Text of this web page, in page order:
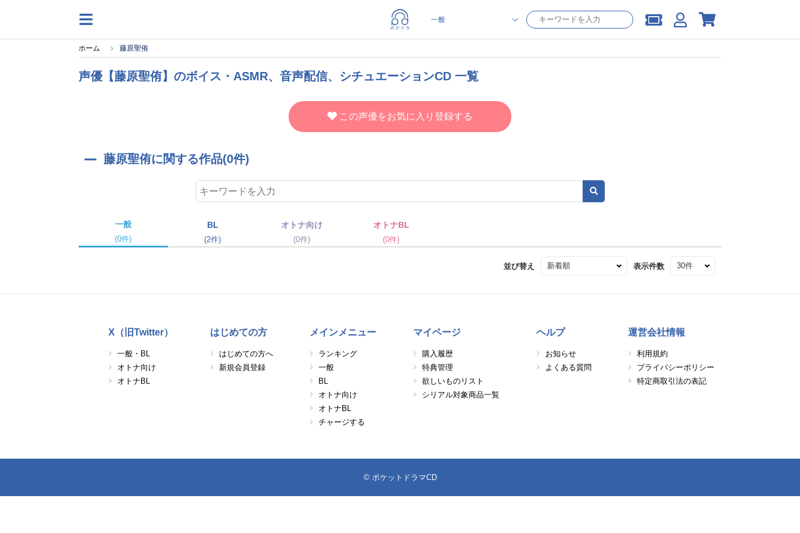
ホーム 藤原聖侑
声優【藤原聖侑】のボイス・ASMR、音声配信、シチュエーションCD 一覧
この声優をお気に入り登録する
藤原聖侑に関する作品(0件)
一般
(0件)
BL
(2件)
オトナ向け
(0件)
オトナBL
(0件)
並び替え 表示件数
X（旧Twitter）
一般・BL
オトナ向け
オトナBL
はじめての方
はじめての方へ
新規会員登録
メインメニュー
ランキング
一般
BL
オトナ向け
オトナBL
チャージする
マイページ
購入履歴
特典管理
欲しいものリスト
シリアル対象商品一覧
ヘルプ
お知らせ
よくある質問
運営会社情報
利用規約
プライバシーポリシー
特定商取引法の表記
© ポケットドラマCD